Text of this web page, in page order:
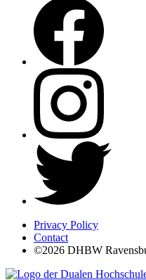
Privacy Policy
Contact
©2026 DHBW